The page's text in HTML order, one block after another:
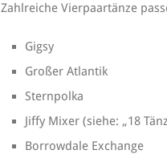
Zahlreiche Vierpaartänze
Gigsy
Großer Atlantik
Sternpolka
Jiffy Mixer (siehe: „18
Borrowdale Exchange